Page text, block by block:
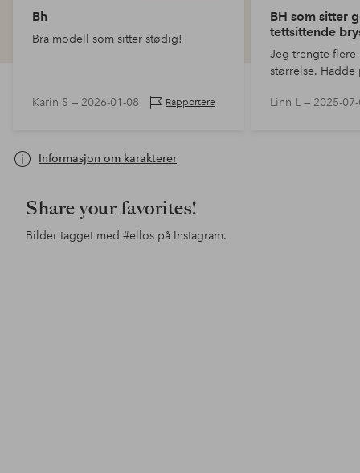
Bh
Bra modell som sitter stødig!
Karin S — 2026-01-08 Rapportere
BH som sitter
tettsittende
Jeg trengte flere
størrelse.
Ellos hadde
Linn L — 2025-
Informasjon om karakterer
Share your favorites!
Bilder tagget med #ellos på Instagram.